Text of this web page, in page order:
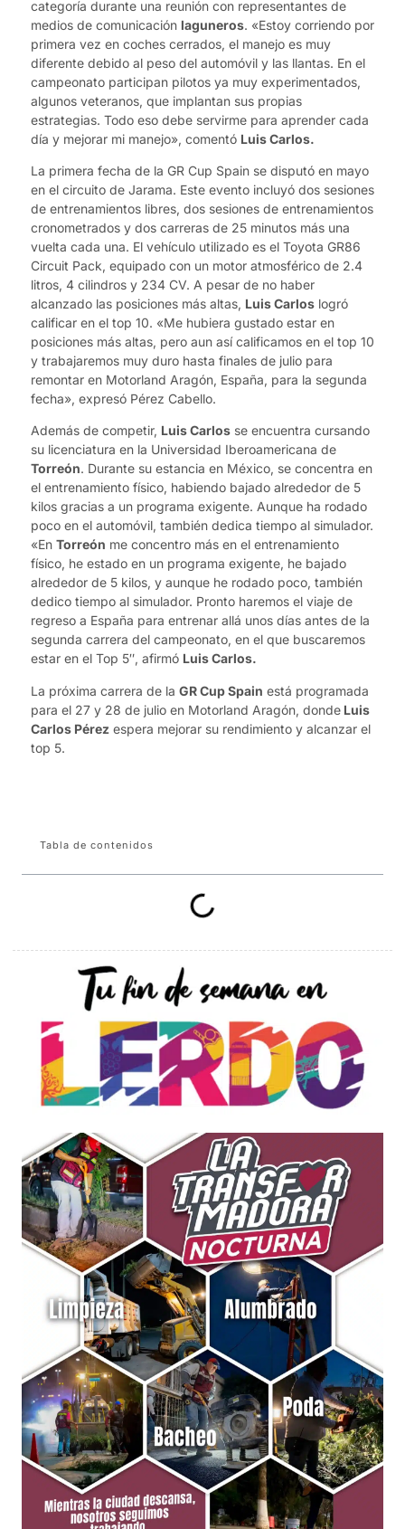
categoría durante una reunión con representantes de
medios de comunicación laguneros. «Estoy corriendo por
primera vez en coches cerrados, el manejo es muy
diferente debido al peso del automóvil y las llantas. En el
campeonato participan pilotos ya muy experimentados,
algunos veteranos, que implantan sus propias
estrategias. Todo eso debe servirme para aprender cada
día y mejorar mi manejo», comentó Luis Carlos.
La primera fecha de la GR Cup Spain se disputó en mayo
en el circuito de Jarama. Este evento incluyó dos sesiones
de entrenamientos libres, dos sesiones de entrenamientos
cronometrados y dos carreras de 25 minutos más una
vuelta cada una. El vehículo utilizado es el Toyota GR86
Circuit Pack, equipado con un motor atmosférico de 2.4
litros, 4 cilindros y 234 CV. A pesar de no haber
alcanzado las posiciones más altas, Luis Carlos logró
calificar en el top 10. «Me hubiera gustado estar en
posiciones más altas, pero aun así calificamos en el top 10
y trabajaremos muy duro hasta finales de julio para
remontar en Motorland Aragón, España, para la segunda
fecha», expresó Pérez Cabello.
Además de competir, Luis Carlos se encuentra cursando
su licenciatura en la Universidad Iberoamericana de
Torreón. Durante su estancia en México, se concentra en
el entrenamiento físico, habiendo bajado alrededor de 5
kilos gracias a un programa exigente. Aunque ha rodado
poco en el automóvil, también dedica tiempo al simulador.
«En Torreón me concentro más en el entrenamiento
físico, he estado en un programa exigente, he bajado
alrededor de 5 kilos, y aunque he rodado poco, también
dedico tiempo al simulador. Pronto haremos el viaje de
regreso a España para entrenar allá unos días antes de la
segunda carrera del campeonato, en el que buscaremos
estar en el Top 5″, afirmó Luis Carlos.
La próxima carrera de la GR Cup Spain está programada
para el 27 y 28 de julio en Motorland Aragón, donde Luis
Carlos Pérez espera mejorar su rendimiento y alcanzar el
top 5.
Tabla de contenidos